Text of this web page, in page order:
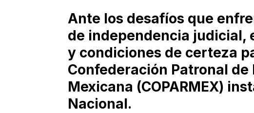
Ante los desafíos que
de independencia judicial,
y condiciones de certeza
Confederación Patronal de
Mexicana (COPARMEX)
Nacional.